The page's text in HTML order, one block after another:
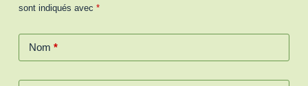
sont indiqués avec *
Nom *